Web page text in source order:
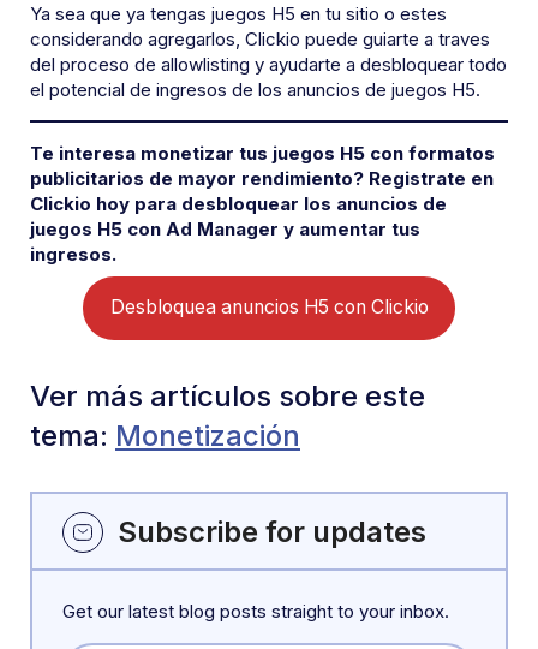
Ya sea que ya tengas juegos H5 en tu sitio o estes
considerando agregarlos, Clickio puede guiarte a traves
del proceso de allowlisting y ayudarte a desbloquear todo
el potencial de ingresos de los anuncios de juegos H5.
Te interesa monetizar tus juegos H5 con formatos
publicitarios de mayor rendimiento? Registrate en
Clickio hoy para desbloquear los anuncios de
juegos H5 con Ad Manager y aumentar tus
ingresos.
Desbloquea anuncios H5 con Clickio
Ver más artículos sobre este
tema: Monetización
Subscribe for updates
Get our latest blog posts straight to your inbox.